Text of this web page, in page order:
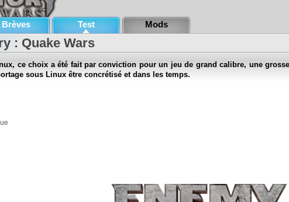
Brèves Test Mods
: Quake Wars
ce choix a été fait par conviction pour un jeu de grand calibre, une
sous Linux être concrétisé et dans les temps.